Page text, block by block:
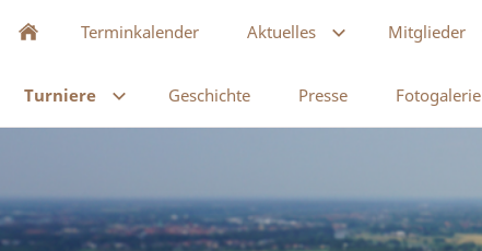
Terminkalender Aktuelles Mitglieder
Turniere Geschichte Presse Fotogalerie